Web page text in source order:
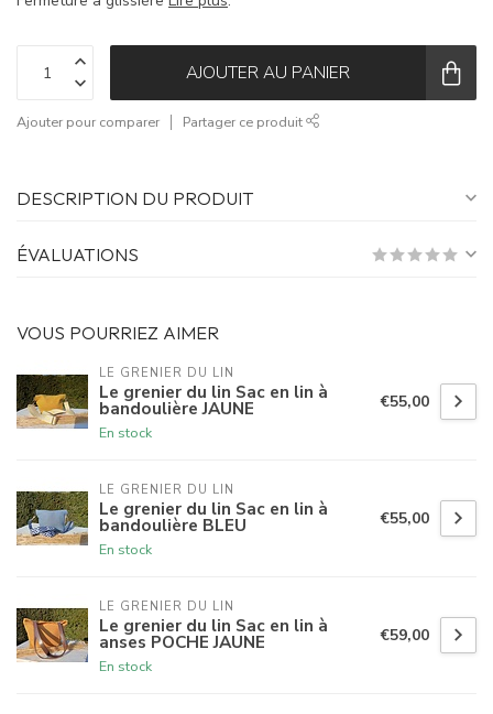
AJOUTER AU PANIER
Ajouter pour comparer Partager ce produit
DESCRIPTION DU PRODUIT
ÉVALUATIONS
VOUS POURRIEZ AIMER
LE GRENIER DU LIN
Le grenier du lin Sac en lin à
bandoulière JAUNE
En stock
€55,00
LE GRENIER DU LIN
Le grenier du lin Sac en lin à
bandoulière BLEU
En stock
€55,00
LE GRENIER DU LIN
Le grenier du lin Sac en lin à
anses POCHE JAUNE
En stock
€59,00